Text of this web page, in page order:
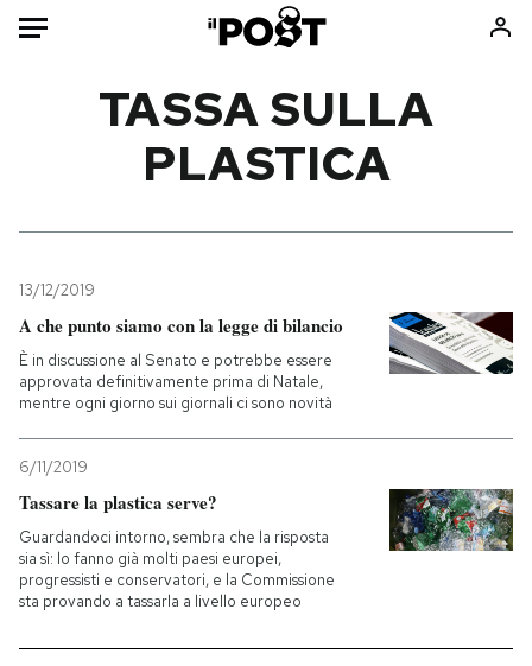
Mondo
Tecnologia
Internet
Scienza
Cultura
Economia
Sport
Libri
Ok Boomer!
Media
Europa
Altrecose
PODCAST
TASSA SULLA
PLASTICA
13/12/2019
A che punto siamo con la legge di bilancio
È in discussione al Senato e potrebbe essere
approvata definitivamente prima di Natale,
mentre ogni giorno sui giornali ci sono novità
6/11/2019
Tassare la plastica serve?
Guardandoci intorno, sembra che la risposta
sia sì: lo fanno già molti paesi europei,
progressisti e conservatori, e la Commissione
sta provando a tassarla a livello europeo